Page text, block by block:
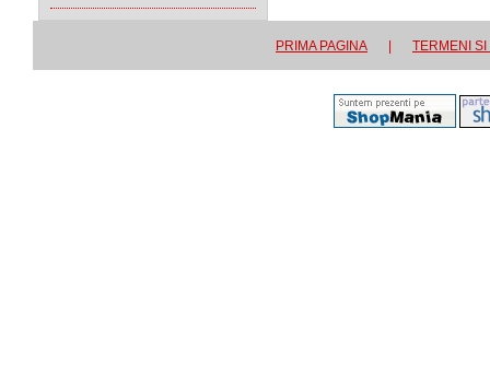
PRIMA PAGINA TERMENI SI